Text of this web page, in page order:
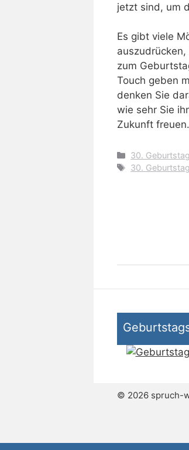
jetzt sind, um
Es gibt viele
zum
Touch geben
denken Sie
wie sehr Sie
Zukunft freuen.
Kategorien
30. Geburtstag
Schlagwörter
30. Geburtstag
© 2026 spruch-